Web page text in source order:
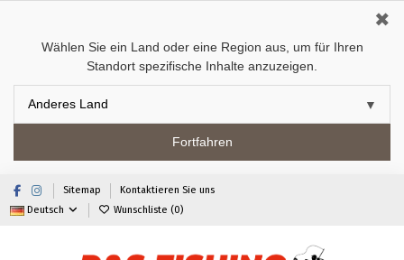
Wählen Sie ein Land oder eine Region aus, um für Ihren
Standort spezifische Inhalte anzuzeigen.
Fortfahren
✖
Sitemap
Kontaktieren Sie uns
Deutsch
Wunschliste (0)